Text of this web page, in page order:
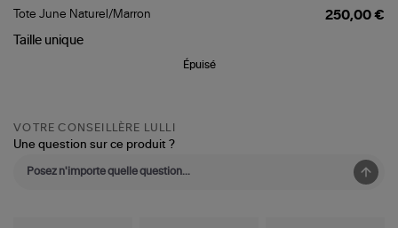
Tote
Naturel/Marron
Tote June Naturel/Marron
250,00 €
Taille unique
Épuisé
VOTRE CONSEILLÈRE LULLI
Une question sur ce produit ?